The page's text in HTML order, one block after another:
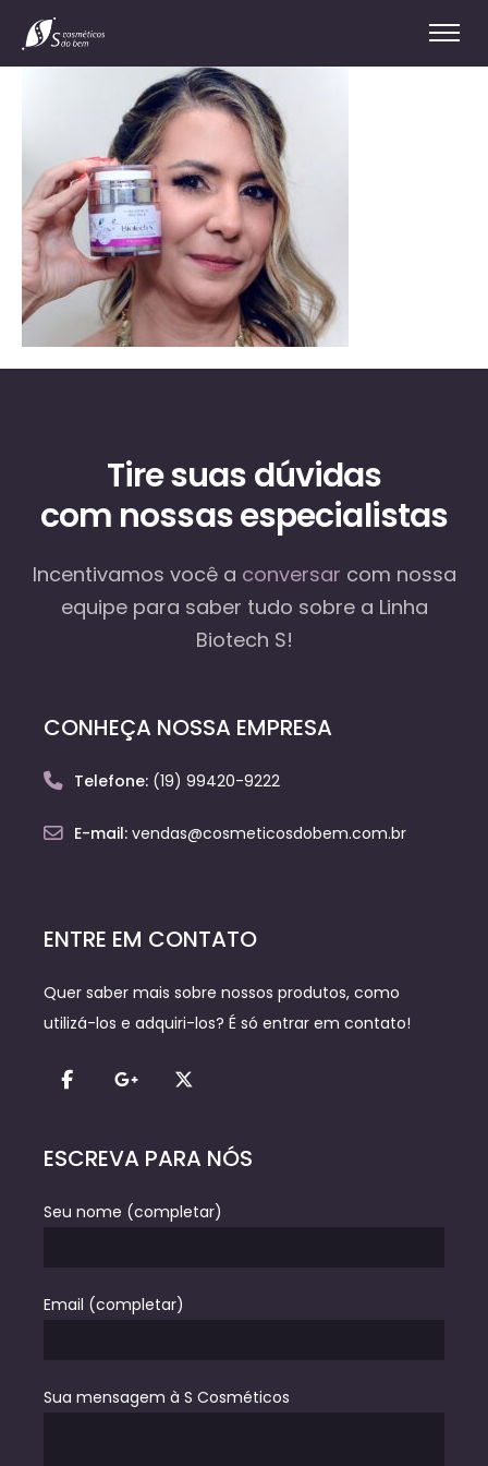
Tire suas dúvidas
com nossas especialistas
Incentivamos você a conversar com nossa
equipepara saber tudo sobre a Linha
Biotech S!
CONHEÇA NOSSA EMPRESA
Telefone: (19) 99420-9222
E-mail: vendas@cosmeticosdobem.com.br
ENTRE EM CONTATO
Quer saber mais sobre nossos produtos, como
utilizá-los e adquiri-los? É só entrar em contato!
ESCREVA PARA NÓS
Seu nome (completar)
Email (completar)
Sua mensagem à S Cosméticos